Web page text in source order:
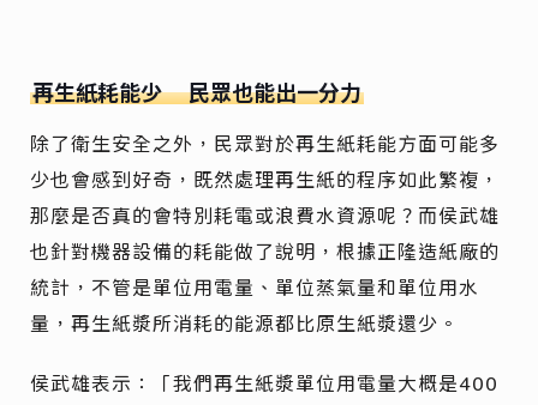
再生紙耗能少民眾也能出一分力
除了衛生安全之外，民眾對於再生紙耗能方面可能多
少也會感到好奇，既然處理再生紙的程序如此繁複，
那麼是否真的會特別耗電或浪費水資源呢？而侯武雄
也針對機器設備的耗能做了說明，根據正隆造紙廠的
統計，不管是單位用電量、單位蒸氣量和單位用水
量，再生紙漿所消耗的能源都比原生紙漿還少。
侯武雄表示：「我們再生紙漿單位用電量大概是400